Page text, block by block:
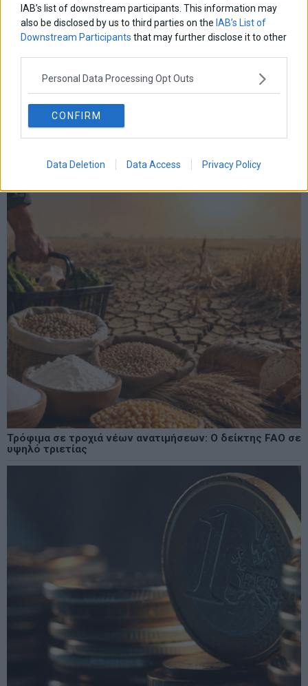
IAB’s list of downstream participants. This information may
also be disclosed by us to third parties on the IAB’s List of
Downstream Participants that may further disclose it to other
Personal Data Processing Opt Outs
CONFIRM
Data Deletion Data Access Privacy Policy
Χρηματιστήριο: Κλείσιμο πάνω από τις 2.600 μονάδες
Τρόφιμα σε τροχιά νέων ανατιμήσεων: Ο δείκτης FAO σε
υψηλό τριετίας